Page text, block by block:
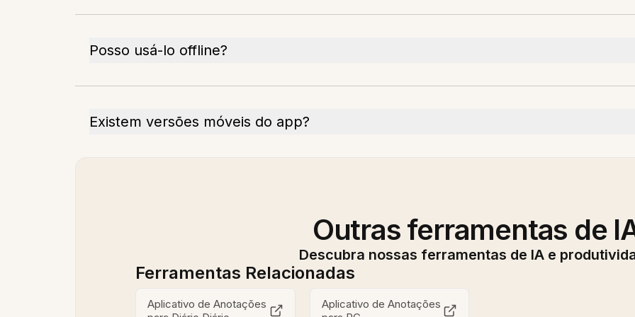
Posso usá-lo offline?
Existem versões móveis do app?
Outras ferramentas de
Descubra nossas ferramentas de IA e
Ferramentas Relacionadas
Aplicativo de Anotações
Aplicativo de Anotações